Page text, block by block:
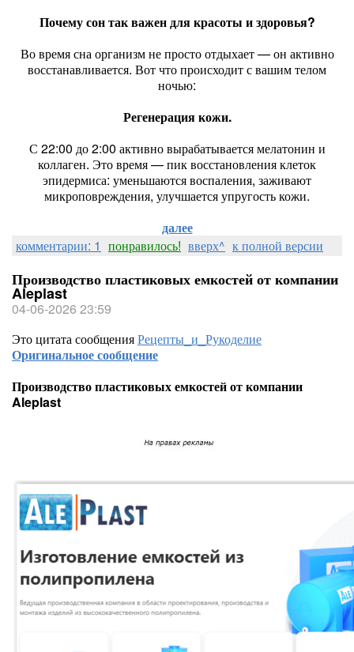
Почему сон так важен для красоты и здоровья?
Во время сна организм не просто отдыхает — он активно
восстанавливается. Вот что происходит с вашим телом
ночью:
Регенерация кожи.
С 22:00 до 2:00 активно вырабатывается мелатонин и
коллаген. Это время — пик восстановления клеток
эпидермиса: уменьшаются воспаления, заживают
микроповреждения, улучшается упругость кожи.
далее
комментарии: 1 понравилось! вверх^ к полной версии
Производство пластиковых емкостей от компании
Aleplast
04-06-2026 23:59
Это цитата сообщенияРецепты_и_Рукоделие
Оригинальное сообщение
Производство пластиковых емкостей от компании
Aleplast